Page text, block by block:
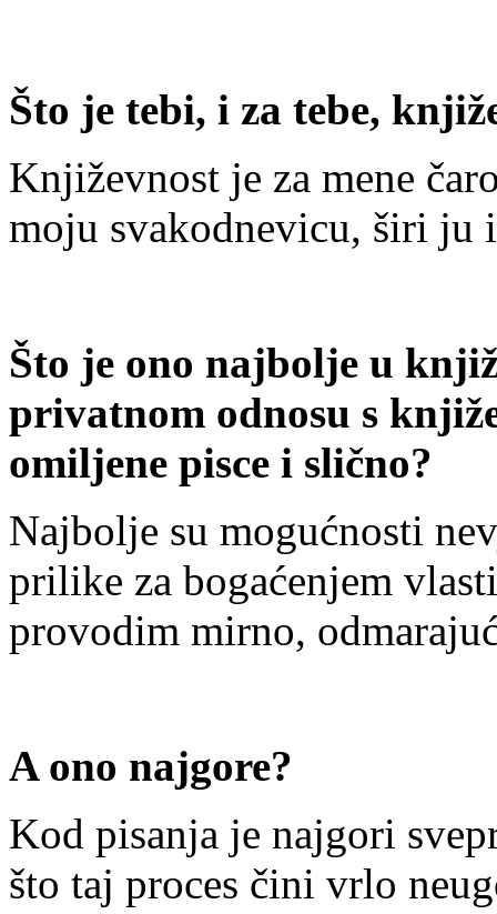
Što je tebi, i za tebe,
Književnost je za mene
moju svakodnevicu, širi ju
Što je ono najbolje u
privatnom odnosu s
omiljene pisce i slično?
Najbolje su mogućnosti
prilike za bogaćenjem
provodim mirno,
A ono najgore?
Kod pisanja je najgori
što taj proces čini vrlo